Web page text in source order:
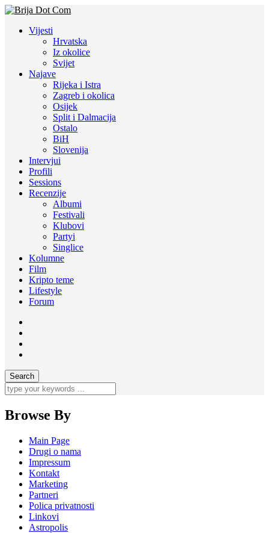
Vijesti
Hrvatska
Iz okolice
Svijet
Najave
Rijeka i Istra
Zagreb i okolica
Osijek
Split i Dalmacija
Ostalo
BiH
Slovenija
Intervjui
Profili
Sessions
Recenzije
Albumi
Festivali
Klubovi
Partyi
Singlice
Kolumne
Film
Kripto teme
Lifestyle
Forum
Browse By
Main Page
Drugi o nama
Impressum
Kontakt
Marketing
Partneri
Polica privatnosti
Linkovi
Astropolis